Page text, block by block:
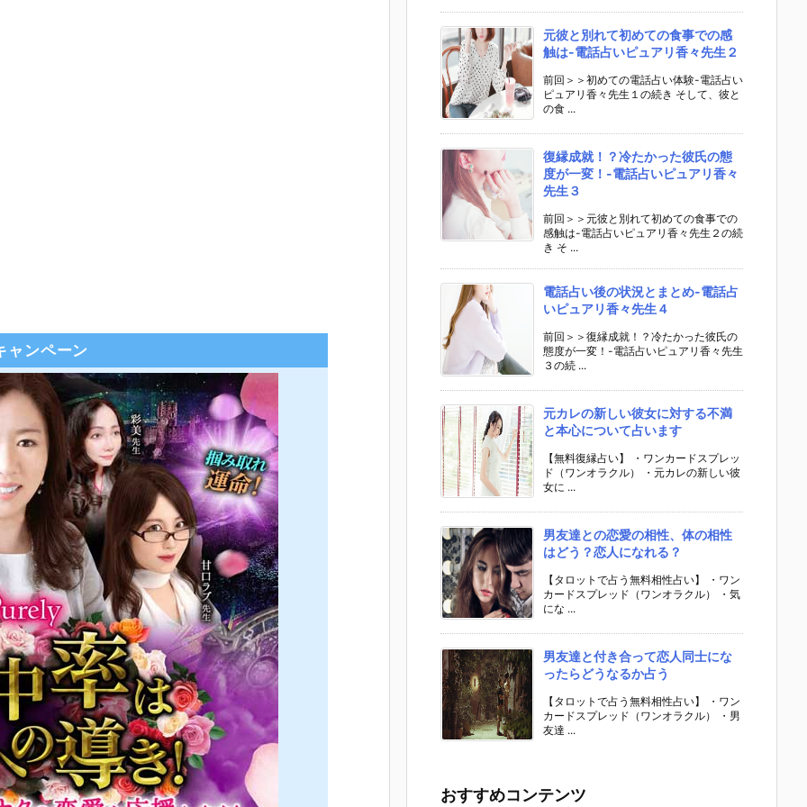
ャンペーン
元彼と別れて初めての食事での感
触は-電話占いピュアリ香々先生２
前回＞＞初めての電話占い体験-電話占い
ピュアリ香々先生１の続き そして、彼と
の食 ...
復縁成就！？冷たかった彼氏の態
度が一変！-電話占いピュアリ香々
先生３
前回＞＞元彼と別れて初めての食事での
感触は-電話占いピュアリ香々先生２の続
き そ ...
電話占い後の状況とまとめ-電話占
いピュアリ香々先生４
前回＞＞復縁成就！？冷たかった彼氏の
態度が一変！-電話占いピュアリ香々先生
３の続 ...
元カレの新しい彼女に対する不満
と本心について占います
【無料復縁占い】 ・ワンカードスプレッ
ド（ワンオラクル） ・元カレの新しい彼
女に ...
男友達との恋愛の相性、体の相性
はどう？恋人になれる？
【タロットで占う無料相性占い】 ・ワン
カードスプレッド（ワンオラクル） ・気
にな ...
男友達と付き合って恋人同士にな
ったらどうなるか占う
【タロットで占う無料相性占い】 ・ワン
カードスプレッド（ワンオラクル） ・男
友達 ...
おすすめコンテンツ